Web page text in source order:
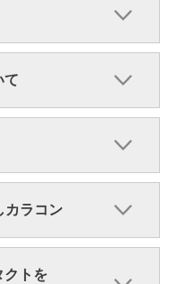
て
カラコン
クトを